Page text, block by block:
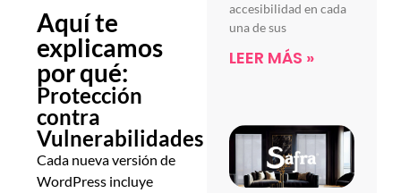
Aquí te
explicamos
por qué:
Protección
contra
Vulnerabilidades
Cada nueva versión de
WordPress incluye
accesibilidad en cada
una de sus
LEER MÁS »